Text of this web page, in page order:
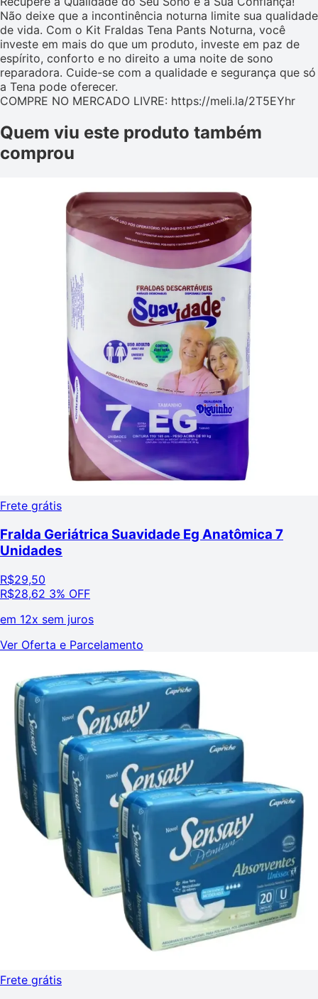
Não deixe que a incontinência noturna limite sua qualidade
de vida. Com o Kit Fraldas Tena Pants Noturna, você
investe em mais do que um produto, investe em paz de
espírito, conforto e no direito a uma noite de sono
reparadora. Cuide-se com a qualidade e segurança que só
a Tena pode oferecer.
COMPRE NO MERCADO LIVRE: https://meli.la/2T5EYhr
Quem viu este produto também
comprou
Frete grátis
Fralda Geriátrica Suavidade Eg Anatômica 7
Unidades
R$29,50
R$28,62 3% OFF
em 12x sem juros
Ver Oferta e Parcelamento
Frete grátis